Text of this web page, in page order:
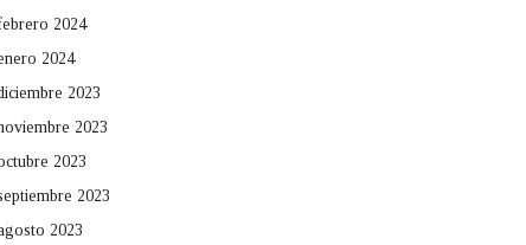
2024
2024
2023
2023
2023
2023
2023